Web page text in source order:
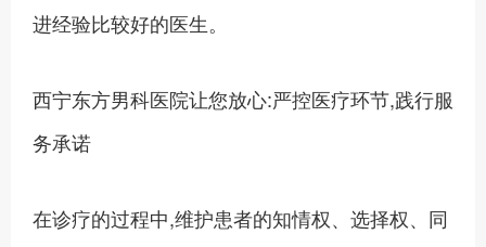
进经验比较好的医生。
西宁东方男科医院让您放心:严控医疗环节,践行服
务承诺
在诊疗的过程中,维护患者的知情权、选择权、同